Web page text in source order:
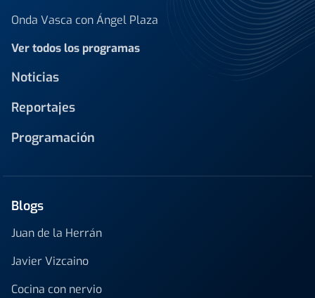
Onda Vasca con Ángel Plaza
Ver todos los programas
Noticias
Reportajes
Programación
Blogs
Juan de la Herrán
Javier Vizcaino
Cocina con nervio